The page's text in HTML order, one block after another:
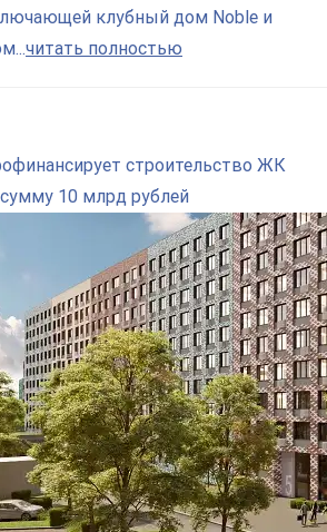
клубный дом Noble и
читать полностью
строительство ЖК
10 млрд рублей